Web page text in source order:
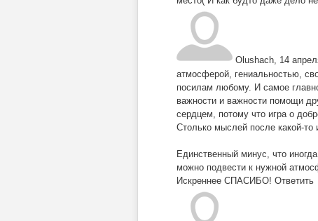
Olushach, 14
атмосферой, гениальностью,
посилам любому. И самое
важности и важности помощи
сердцем, потому что игра о
Столько мыслей после какой-
Единственный минус, что
можно подвести к нужной
Искреннее СПАСИБО! Ответить